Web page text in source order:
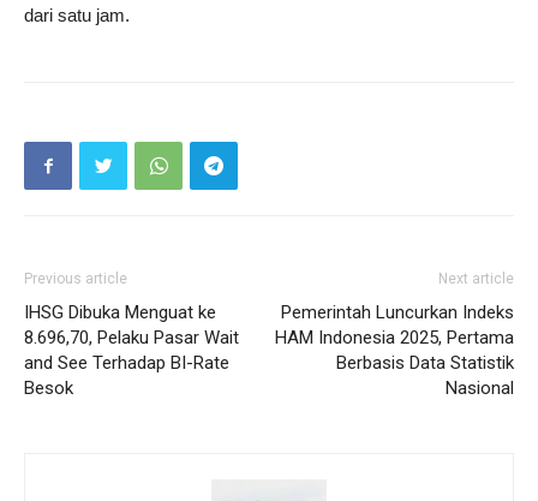
dari satu jam.
Previous article
IHSG Dibuka Menguat ke
8.696,70, Pelaku Pasar Wait
and See Terhadap BI-Rate
Besok
Next article
Pemerintah Luncurkan Indeks
HAM Indonesia 2025, Pertama
Berbasis Data Statistik
Nasional